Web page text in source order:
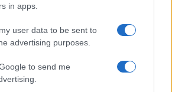
in apps.
user data to be sent to
advertising purposes.
to send me
Segnala